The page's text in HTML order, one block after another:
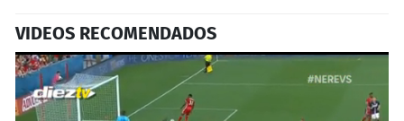
VIDEOS RECOMENDADOS